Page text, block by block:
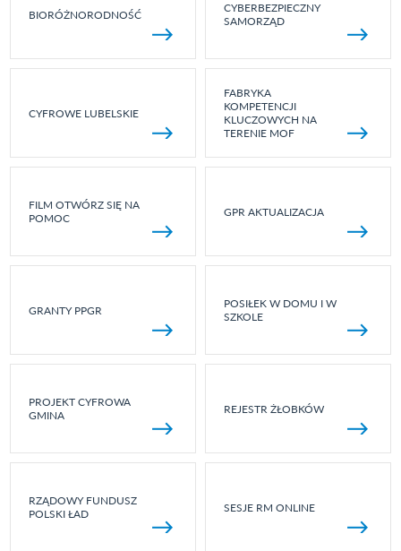
BIORÓŻNORODNOŚĆ
CYBERBEZPIECZNY
SAMORZĄD
CYFROWE LUBELSKIE
FABRYKA
KOMPETENCJI
KLUCZOWYCH NA
TERENIE MOF
FILM OTWÓRZ SIĘ NA
POMOC
GPR AKTUALIZACJA
GRANTY PPGR
POSIŁEK W DOMU I W
SZKOLE
PROJEKT CYFROWA
GMINA
REJESTR ŻŁOBKÓW
RZĄDOWY FUNDUSZ
POLSKI ŁAD
SESJE RM ONLINE